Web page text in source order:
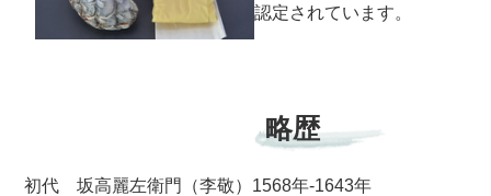
認定されています。
略歴
初代 坂高麗左衛門（李敬）1568年-1643年